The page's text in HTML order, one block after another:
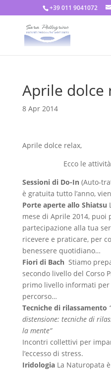
+39 011 9041072
Aprile dolce
8 Apr 2014
Aprile dolce relax,
Ecco le
Sessioni di Do-In(Auto-
è gratuita tutto l’anno,
Porte aperte allo Shiatsu
mese di Aprile 2014, puoi
partecipazione alla tua
ricevere e praticare, per
benessere quotidiano…
Fiori di BachStiamo
secondo livello del Corso
primo livello informati per
percorso…
Tecniche di rilassamento
distensione: tecniche di
la mente”
Incontri collettivi per
l’eccesso di stress.
Iridologia La Naturopata